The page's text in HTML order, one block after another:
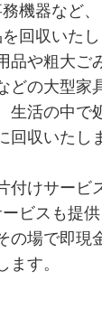
機器など、
回収いたし
品や粗大ご
どの大型家
生活の中で
回収いたし
付けサービ
ビスも提供
の場で即現
ます。